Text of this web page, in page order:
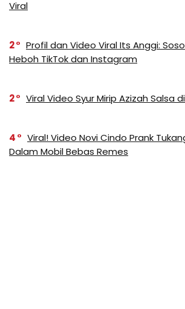
Viral
2
Profil dan Video Viral Its Anggi:
Heboh TikTok dan Instagram
2 Viral Video Syur Mirip Azizah Salsa
4
Viral! Video Novi Cindo Prank
Dalam Mobil Bebas Remes